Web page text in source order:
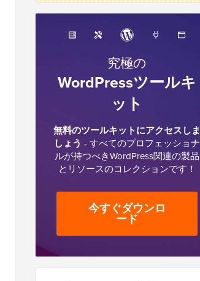
究極の
WordPressツールキ
ット
無料のツールキットにアクセスしま
しょう - すべてのプロフェッショナ
ルが持つべきWordPress関連の製品
とリソースのコレクションです！
今すぐダウンロ
ード